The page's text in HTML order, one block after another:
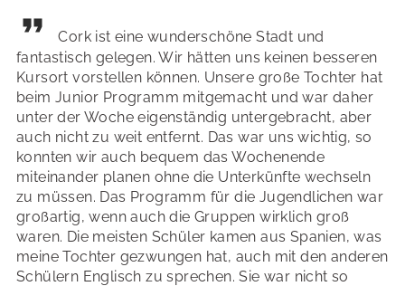
Cork ist eine wunderschöne Stadt und
fantastisch gelegen. Wir hätten uns keinen besseren
Kursort vorstellen können. Unsere große Tochter hat
beim Junior Programm mitgemacht und war daher
unter der Woche eigenständig untergebracht, aber
auch nicht zu weit entfernt. Das war uns wichtig, so
konnten wir auch bequem das Wochenende
miteinander planen ohne die Unterkünfte wechseln
zu müssen. Das Programm für die Jugendlichen war
großartig, wenn auch die Gruppen wirklich groß
waren. Die meisten Schüler kamen aus Spanien, was
meine Tochter gezwungen hat, auch mit den anderen
Schülern Englisch zu sprechen. Sie war nicht so